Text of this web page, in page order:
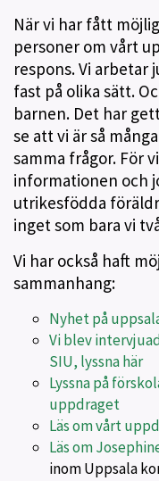
När vi har fått
personer om vårt
respons. Vi arbetar
fast på olika sätt.
barnen. Det har
se att vi är så
samma frågor. För
informationen och
utrikesfödda
inget som bara vi
Vi har också haft
sammanhang:
Nyhet på
Vi blev
SIU, lyssna här
Lyssna på
uppdraget
Läs om vårt
Läs om
inom Uppsala